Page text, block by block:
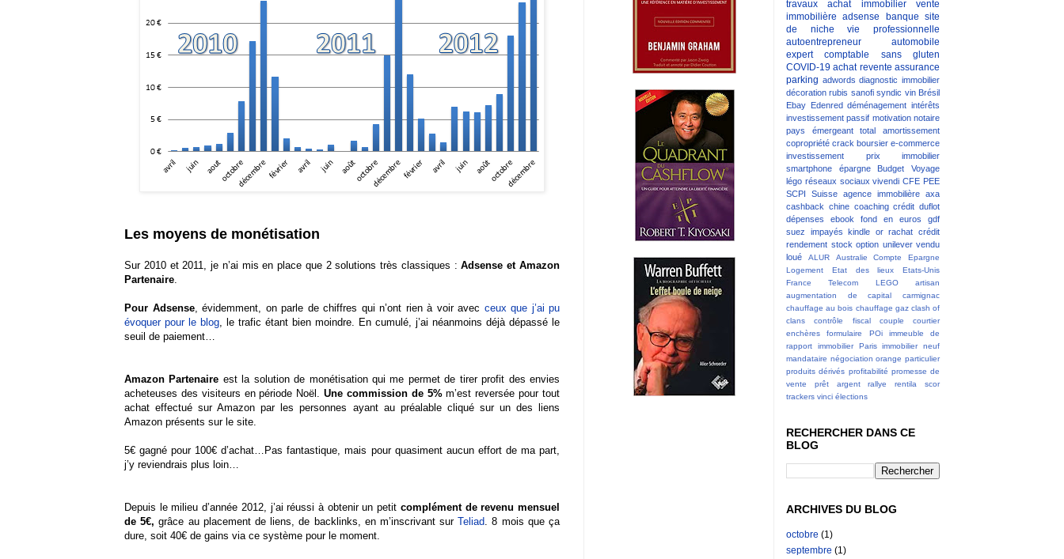
Les moyens de monétisation
Sur 2010 et 2011, je n’ai mis en place que 2 solutions très classiques :Adsense et Amazon
Partenaire.
Pour Adsense, évidemment, on parle de chiffres qui n’ont rien à voir avec ceux que j’ai pu
évoquer pour le blog, le trafic étant bien moindre. En cumulé, j’ai néanmoins déjà dépassé le
seuil de paiement…
Amazon Partenaire est la solution de monétisation qui me permet de tirer profit des envies
acheteuses des visiteurs en période Noël.Une commission de 5%m’est reversée pour tout
achat effectué sur Amazon par les personnes ayant au préalable cliqué sur un des liens
Amazon présents sur le site.
5€ gagné pour 100€ d’achat…Pas fantastique, mais pour quasiment aucun effort de ma part,
j’y reviendrais plus loin…
Depuis le milieu d’année 2012, j’ai réussi à obtenir un petit complément de revenu mensuel
de 5€, grâce au placement de liens, de backlinks, en m’inscrivant surTeliad. 8 mois que ça
dure, soit 40€ de gains via ce système pour le moment.
travaux
achat immobilier
vente
immobilière adsense banque site
de niche
vie professionnelle
autoentrepreneur
automobile
expert comptable
sans gluten
COVID-19 achat revente assurance
parking adwords diagnostic immobilier
décoration rubis sanofi syndic vin Brésil
Ebay Edenred déménagement intérêts
investissement passif motivation notaire
pays émergeant
total
amortissement
copropriété crack boursier e-commerce
investissement
prix immobilier
smartphone
épargne Budget
Voyage
légo réseaux sociaux vivendi CFE PEE
SCPI
Suisse agence immobilière axa
cashback chine coaching crédit duflot
dépenses
ebook fond en euros
gdf
suez
impayés kindle or rachat crédit
rendement stock option unilever vendu
loué
ALUR Australie
Compte Epargne
Logement
Etat des lieux
Etats-Unis
France Telecom
LEGO
artisan
augmentation de capital
carmignac
chauffage au bois chauffage gaz clash of
clans
contrôle fiscal couple
courtier
enchères
formulaire POi
immeuble de
rapport
immobilier Paris
immobilier neuf
mandataire négociation orange particulier
produits dérivés profitabilité promesse de
vente
prêt argent rallye rentila
scor
trackers vinci élections
RECHERCHER DANS CE
BLOG
ARCHIVES DU BLOG
octobre (1)
septembre (1)